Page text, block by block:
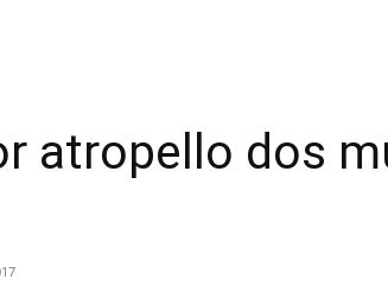
atropello dos